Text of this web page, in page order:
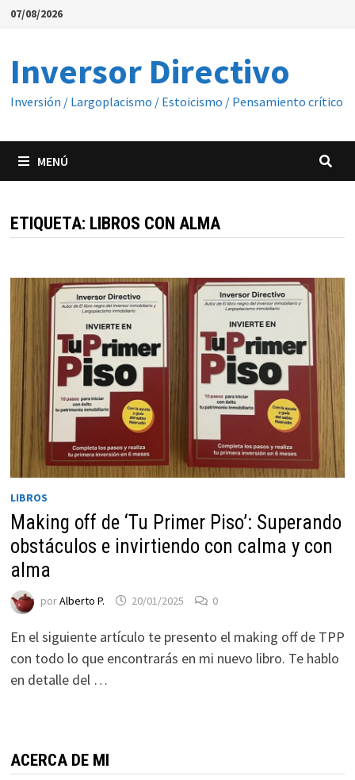
Saltar
07/08/2026
Inversor Directivo
Inversión / Largoplacismo / Estoicismo / Pensamiento crítico
MENÚ
ETIQUETA: LIBROS CON ALMA
LIBROS
Making off de ‘Tu Primer Piso’: Superando
obstáculos e invirtiendo con calma y con
alma
porAlberto P. 20/01/2025 0
En el siguiente artículo te presento el making off de TPP
con todo lo que encontrarás en mi nuevo libro. Te hablo
en detalle del …
ACERCA DE MI
Necesarias
cookies no
opcionales.
Son
necesarias